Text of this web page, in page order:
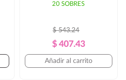
20 SOBRES
Precio
Regular
$ 543.24
Precio
$ 407.43
Añadir al carrito